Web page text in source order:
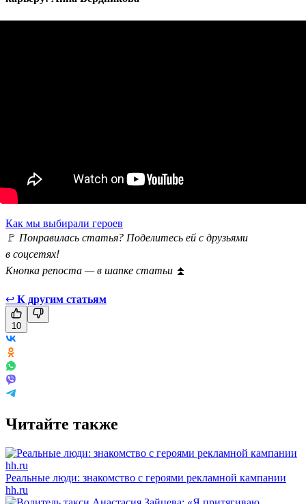
Как мы выбирали героев
🚩 Понравилась статья? Поделитесь ей с друзьями
в соцсетях!
Кнопка репоста — в шапке статьи ⏫
↩ К другим статьям
10
Читайте также
Реальные люди: знакомство с героями рекламной кампании
hh.ru